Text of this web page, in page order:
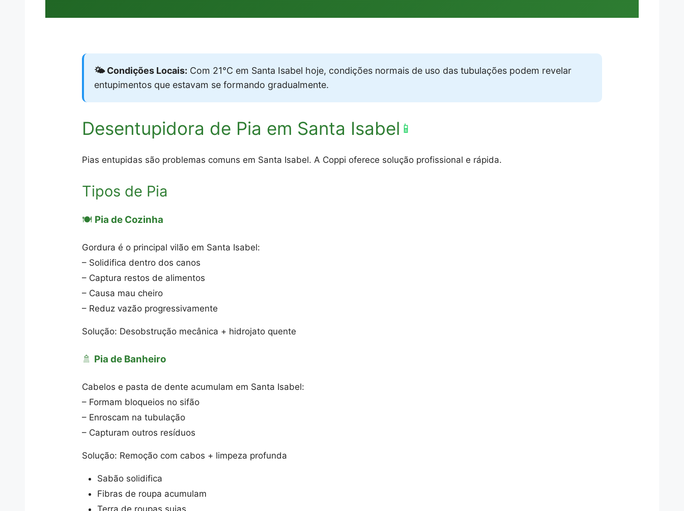
🌤️ Condições Locais: Com 21°C em Santa Isabel hoje, condições normais de uso das tubulações podem revelar
entupimentos que estavam se formando gradualmente.
Desentupidora de Pia em Santa Isabel 📱
Pias entupidas são problemas comuns em Santa Isabel. A Coppi oferece solução profissional e rápida.
Tipos de Pia
🍽️ Pia de Cozinha
Gordura é o principal vilão em Santa Isabel:
– Solidifica dentro dos canos
– Captura restos de alimentos
– Causa mau cheiro
– Reduz vazão progressivamente
Solução: Desobstrução mecânica + hidrojato quente
🚿 Pia de Banheiro
Cabelos e pasta de dente acumulam em Santa Isabel:
– Formam bloqueios no sifão
– Enroscam na tubulação
– Capturam outros resíduos
Solução: Remoção com cabos + limpeza profunda
Sabão solidifica
Fibras de roupa acumulam
Terra de roupas sujas